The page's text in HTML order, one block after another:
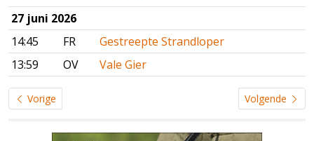
27 juni 2026
14:45
FR
Gestreepte Strandloper
13:59
OV Vale Gier
Vorige Volgende